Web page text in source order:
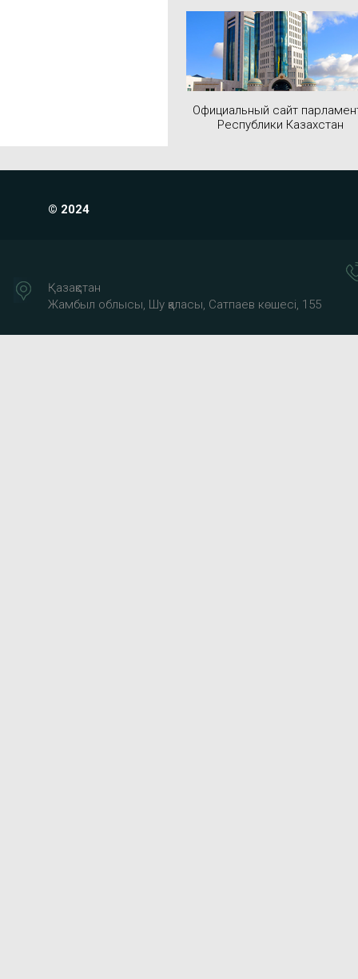
Официальный сайт
Республики Казахстан
© 2024
Қазақстан
Жамбыл облысы, Шу қаласы, Сатпаев көшесі, 155